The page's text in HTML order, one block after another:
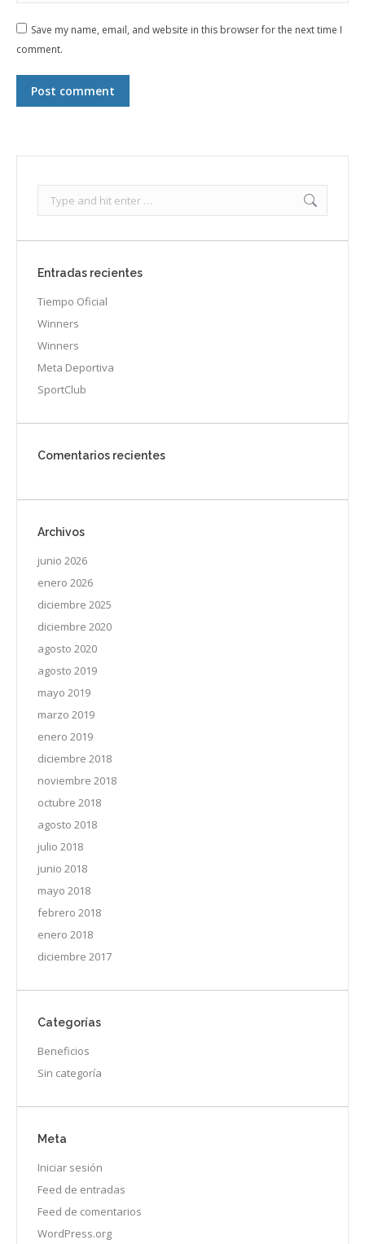
Save my name, email, and website in this browser for the next time I
comment.
Post comment
Entradas recientes
Tiempo Oficial
Winners
Winners
Meta Deportiva
SportClub
Comentarios recientes
Archivos
junio 2026
enero 2026
diciembre 2025
diciembre 2020
agosto 2020
agosto 2019
mayo 2019
marzo 2019
enero 2019
diciembre 2018
noviembre 2018
octubre 2018
agosto 2018
julio 2018
junio 2018
mayo 2018
febrero 2018
enero 2018
diciembre 2017
Categorías
Beneficios
Sin categoría
Meta
Iniciar sesión
Feed de entradas
Feed de comentarios
WordPress.org